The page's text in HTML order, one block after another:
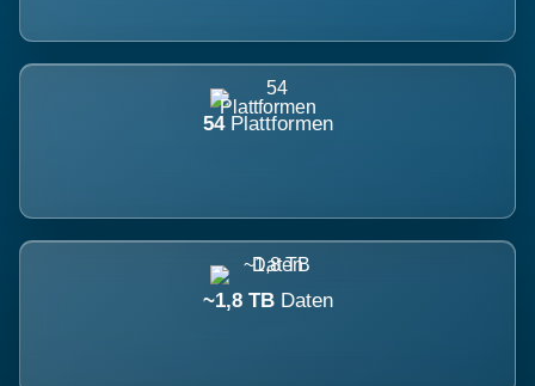
54 Plattformen
~1,8 TB Daten